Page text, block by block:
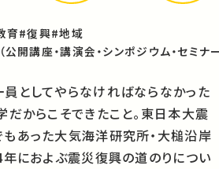
育#復興#地域
公開講座・講演会・シンポジウム・セミナ
としてやらなければならなかった
だからこそできたこと。東日本大震
あった大気海洋研究所・大槌沿岸
におよぶ震災復興の道のりについ